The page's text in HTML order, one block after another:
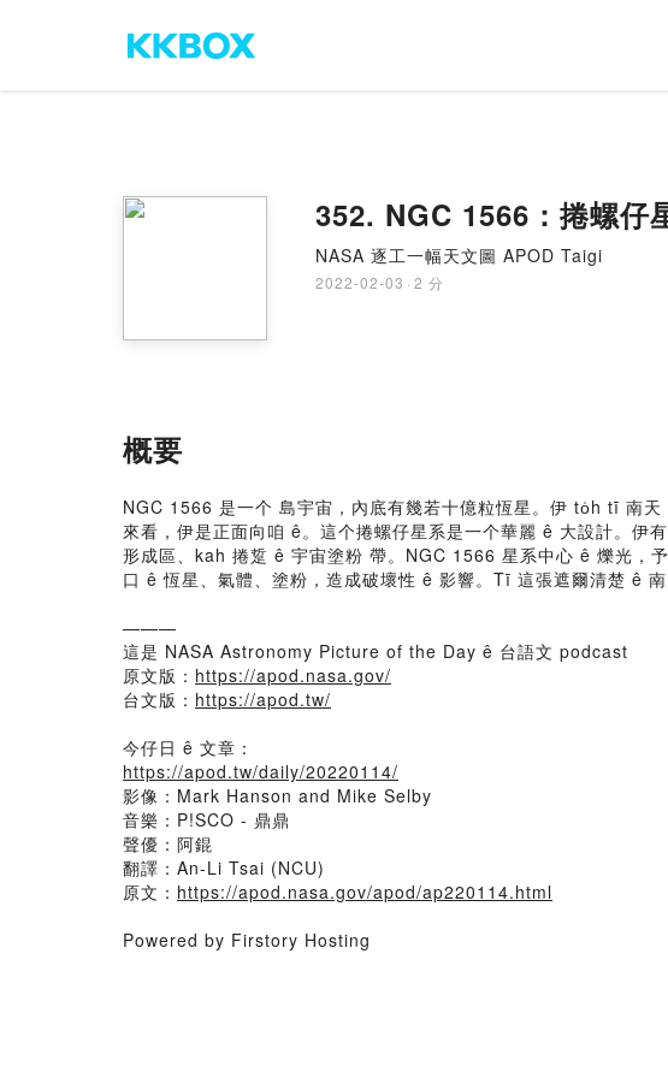
352. NGC 1566：捲螺仔
NASA 逐工一幅天文圖 APOD Taigi
2022-02-03 · 2 分
概要
NGC 1566 是一个 島宇宙，內底有幾若十億粒恆星。伊 to̍h tī 南
來看，伊是正面向咱 ê。這个捲螺仔星系是一个華麗 ê 大設計。伊
形成區、kah 捲踅 ê 宇宙塗粉 帶。NGC 1566 星系中心 ê 爍光，
口 ê 恆星、氣體、塗粉，造成破壞性 ê 影響。Tī 這張遮爾清楚 ê
———
這是 NASA Astronomy Picture of the Day ê 台語文 podcast
原文版： https://apod.nasa.gov/
台文版： https://apod.tw/
今仔日 ê 文章：
https://apod.tw/daily/20220114/
影像：Mark Hanson and Mike Selby
音樂：P!SCO - 鼎鼎
聲優：阿錕
翻譯：An-Li Tsai (NCU)
原文： https://apod.nasa.gov/apod/ap220114.html
Powered by Firstory Hosting